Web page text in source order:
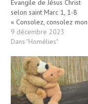
Évangile de Jésus Christ
selon saint Marc 1, 1-8
« Consolez, consolez mon
peuple, dit votre Dieu.
Parlez au cœur de
son service est accompli,
que son crime est expié,
qu'elle a reçu de la main
du…
9 décembre 2023
Dans "Homélies"